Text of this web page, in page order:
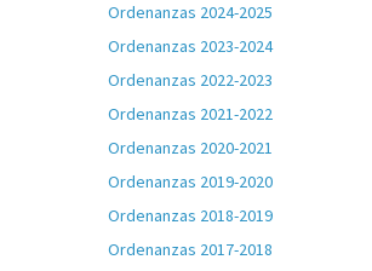
Ordenanzas 2024-2025
Ordenanzas 2023-2024
Ordenanzas 2022-2023
Ordenanzas 2021-2022
Ordenanzas 2020-2021
Ordenanzas 2019-2020
Ordenanzas 2018-2019
Ordenanzas 2017-2018